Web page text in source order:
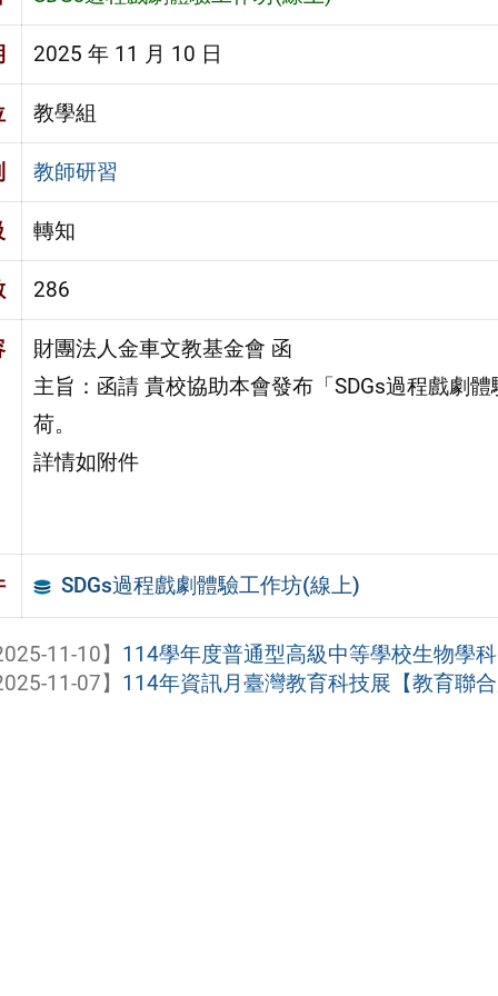
2025 年 11 月 10 日
教學組
教師研習
轉知
286
財團法人金車文教基金會 函
主旨：函請 貴校協助本會發布「SDGs過程戲劇
荷。
詳情如附件
SDGs過程戲劇體驗工作坊(線上)
11-10】 114學年度普通型高級中等學校生物學
11-07】 114年資訊月臺灣教育科技展【教育聯